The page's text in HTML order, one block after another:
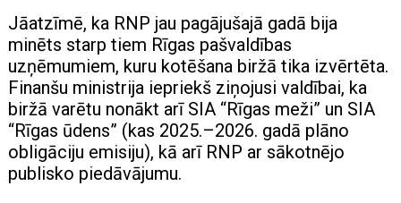
Jāatzīmē, ka RNP jau pagājušajā gadā bija
minēts starp tiem Rīgas pašvaldības
uzņēmumiem, kuru kotēšana biržā tika izvērtēta.
Finanšu ministrija iepriekš ziņojusi valdībai, ka
biržā varētu nonākt arī SIA “Rīgas meži” un SIA
“Rīgas ūdens” (kas 2025.–2026. gadā plāno
obligāciju emisiju), kā arī RNP ar sākotnējo
publisko piedāvājumu.